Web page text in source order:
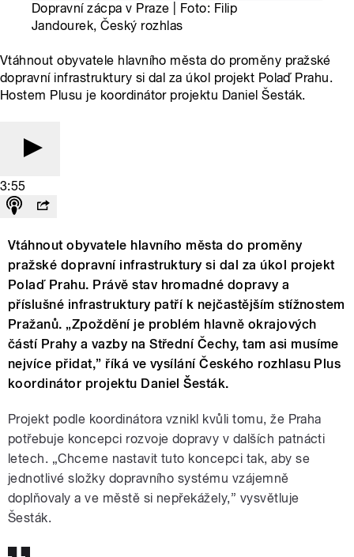
Dopravní zácpa v Praze | Foto: Filip
Jandourek, Český rozhlas
Vtáhnout obyvatele hlavního města do proměny pražské
dopravní infrastruktury si dal za úkol projekt Polaď Prahu.
Hostem Plusu je koordinátor projektu Daniel Šesták.
3:55
Vtáhnout obyvatele hlavního města do proměny
pražské dopravní infrastruktury si dal za úkol projekt
Polaď Prahu. Právě stav hromadné dopravy a
příslušné infrastruktury patří k nejčastějším stížnostem
Pražanů. „Zpoždění je problém hlavně okrajových
částí Prahy a vazby na Střední Čechy, tam asi musíme
nejvíce přidat,” říká ve vysílání Českého rozhlasu Plus
koordinátor projektu Daniel Šesták.
Projekt podle koordinátora vznikl kvůli tomu, že Praha
potřebuje koncepci rozvoje dopravy v dalších patnácti
letech. „Chceme nastavit tuto koncepci tak, aby se
jednotlivé složky dopravního systému vzájemně
doplňovaly a ve městě si nepřekážely,” vysvětluje
Šesták.